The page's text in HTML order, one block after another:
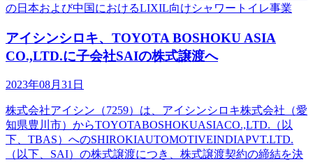
の日本および中国におけるLIXIL向けシャワートイレ事業
アイシンシロキ、TOYOTA BOSHOKU ASIA
CO.,LTD.に子会社SAIの株式譲渡へ
2023年08月31日
株式会社アイシン（7259）は、アイシンシロキ株式会社（愛
知県豊川市）からTOYOTABOSHOKUASIACO.,LTD.（以
下、TBAS）へのSHIROKIAUTOMOTIVEINDIAPVT.LTD.
（以下、SAI）の株式譲渡につき、株式譲渡契約の締結を決